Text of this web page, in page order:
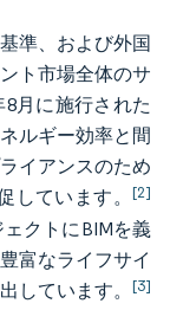
準、および外国
ト市場全体のサ
月に施行された
ルギー効率と間
イアンスのため
しています。 [2]
ェクトにBIMを義
富なライフサイ
しています。 [3]